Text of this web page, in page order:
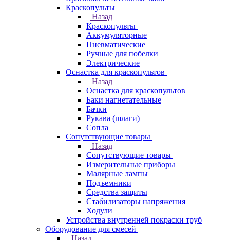
Краскопульты
Назад
Краскопульты
Аккумуляторные
Пневматические
Ручные для побелки
Электрические
Оснастка для краскопультов
Назад
Оснастка для краскопультов
Баки нагнетательные
Бачки
Рукава (шлаги)
Сопла
Сопутствующие товары
Назад
Сопутствующие товары
Измерительные приборы
Малярные лампы
Подъемники
Средства защиты
Стабилизаторы напряжения
Ходули
Устройства внутренней покраски труб
Оборудование для смесей
Назад